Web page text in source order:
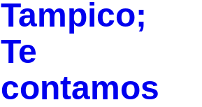
Tampico;
Te
contamos